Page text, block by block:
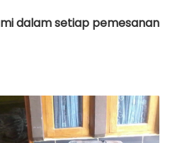
dalam setiap pemesanan